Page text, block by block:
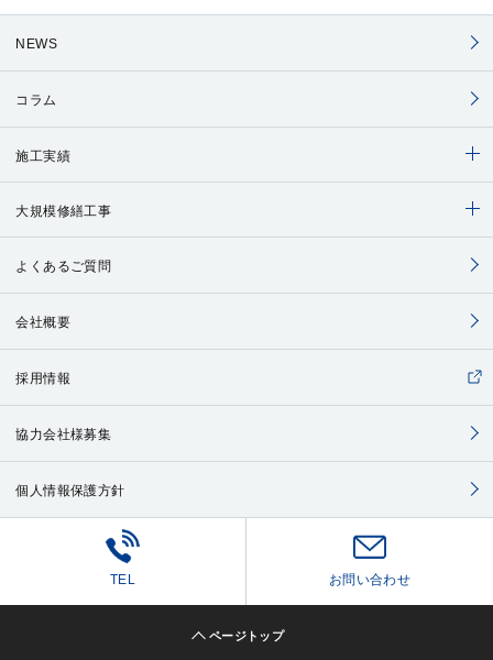
NEWS
コラム
施工実績
大規模修繕工事
よくあるご質問
会社概要
採用情報
協力会社様募集
個人情報保護方針
TEL お問い合わせ
ページトップ